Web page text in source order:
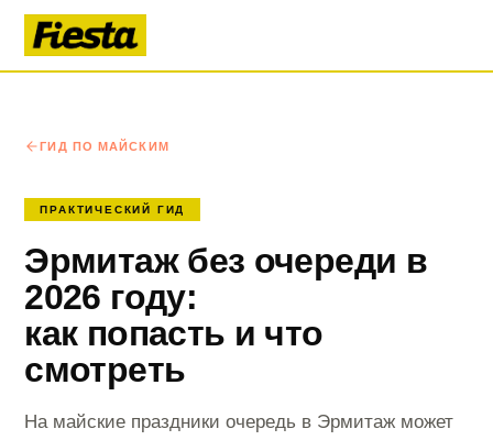
ГИД ПО МАЙСКИМ
ПРАКТИЧЕСКИЙ ГИД
Эрмитаж без очереди в
2026 году:
как попасть и что
смотреть
На майские праздники очередь в Эрмитаж может